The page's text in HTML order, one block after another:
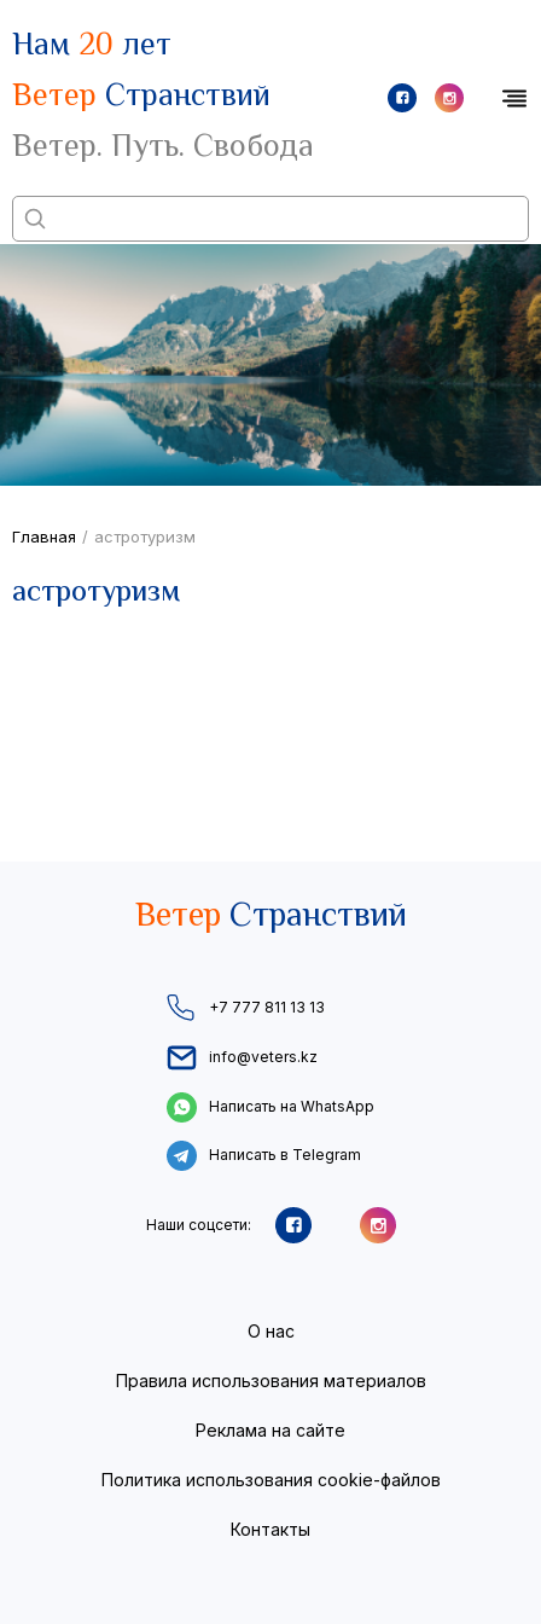
Нам 20 лет
Ветер Странствий
Ветер. Путь. Свобода
Главная / астротуризм
астротуризм
Ветер Странствий
+7 777 811 13 13
info@veters.kz
Написать на WhatsApp
Написать в Telegram
Наши соцсети:
О нас
Правила использования материалов
Реклама на сайте
Политика использования cookie-файлов
Контакты